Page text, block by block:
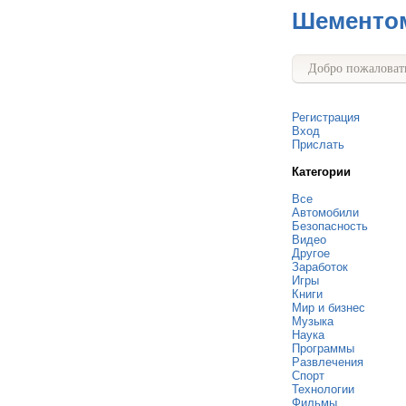
Добро
Регистрация
Вход
Прислать
Категории
Все
Автомобили
Безопасность
Видео
Другое
Заработок
Игры
Книги
Мир и бизнес
Музыка
Наука
Программы
Развлечения
Спорт
Технологии
Фильмы